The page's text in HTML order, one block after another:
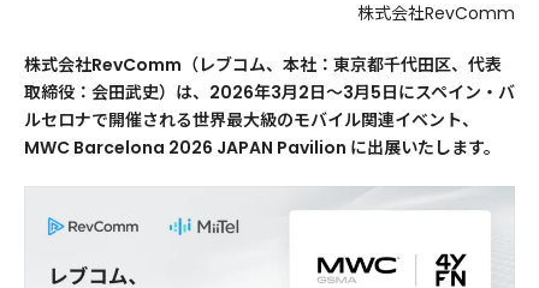
株式会社RevComm
株式会社RevComm（レブコム、本社：東京都千代田区、代表
取締役：会田武史）は、2026年3月2日～3月5日にスペイン・バ
ルセロナで開催される世界最大級のモバイル関連イベント、
MWC Barcelona 2026 JAPAN Pavilion に出展いたします。